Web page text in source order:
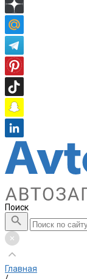
Поиск
Главная